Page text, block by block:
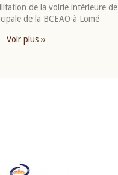
de la voirie intérieure de
de la BCEAO à Lomé
Voir plus ››